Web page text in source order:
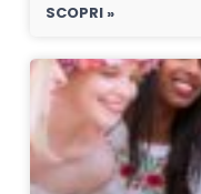
SCOPRI »